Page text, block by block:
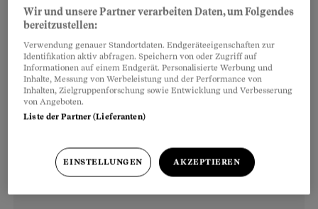
Zeugnis kann für beide Seiten gravierende
Folgen haben. Bisher bedeutete eine
fachmännische, juristische Prüfung jedoch
meist den zeitaufwendigen Gang zu einer
Beratungsstelle oder zu einer Anwaltskanzlei.
Wir und unsere Partner verarbeiten Daten, um Folgendes
bereitzustellen:
Verwendung genauer Standortdaten. Endgeräteeigenschaften zur
Identifikation aktiv abfragen. Speichern von oder Zugriff auf
Informationen auf einem Endgerät. Personalisierte Werbung und
Inhalte, Messung von Werbeleistung und der Performance von
Inhalten, Zielgruppenforschung sowie Entwicklung und Verbesserung
von Angeboten.
Liste der Partner (Lieferanten)
EINSTELLUNGEN AKZEPTIEREN